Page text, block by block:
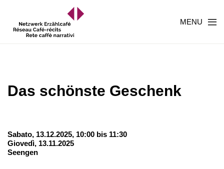
MENU
Das schönste Geschenk
Sabato, 13.12.2025, 10:00 bis 11:30
Giovedì, 13.11.2025
Seengen